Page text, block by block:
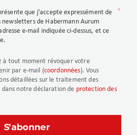
que j'accepte expressément de
newsletters de Habermann Aurum
e-mail indiquée ci-dessus, et ce
à tout moment révoquer votre
par e-mail (coordonnées). Vous
détaillées sur le traitement des
notre déclaration de protection des